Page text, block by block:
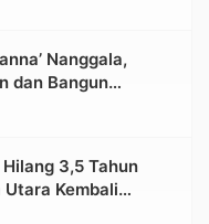
Nanggala,
dan Bangun
3,5 Tahun
Utara Kembali